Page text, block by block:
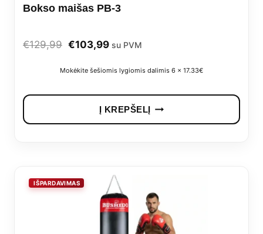
Bokso maišas PB-3
€129,99 Original
€129,99.
€103,99Current
€103,99.
su PVM
Mokėkite šešiomis lygiomis dalimis 6 x 17.33€
Į KREPŠELĮ